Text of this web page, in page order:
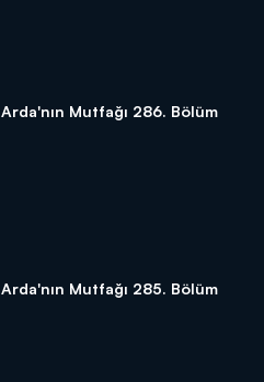
Arda'nın Mutfağı 286. Bölüm
Arda'nın Mutfağı 285. Bölüm